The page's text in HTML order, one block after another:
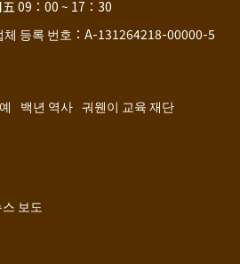
09：00 ~ 17：30
체 등록 번호：A-131264218-00000-5
백년 역사 궈웬이 교육 재단
보도